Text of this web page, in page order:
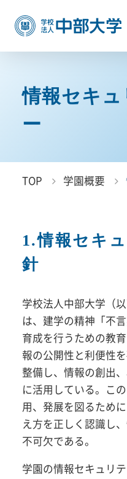
情報セキ
ー
TOP 学園概要
1.情報セキ
針
学校法人中部大学（
は、建学の精神「不
育成を行うための教
報の公開性と利便性
整備し、情報の創出
に活用している。こ
用、発展を図るため
え方を正しく認識し
不可欠である。
学園の情報セキュリ